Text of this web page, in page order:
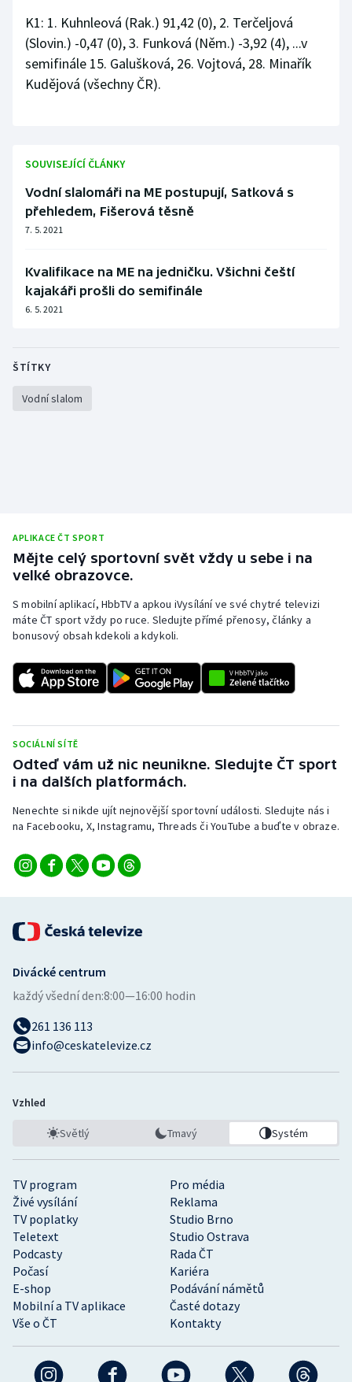
K1: 1. Kuhnleová (Rak.) 91,42 (0), 2. Terčeljová
(Slovin.) -0,47 (0), 3. Funková (Něm.) -3,92 (4), ...v
semifinále 15. Galušková, 26. Vojtová, 28. Minařík
Kudějová (všechny ČR).
SOUVISEJÍCÍ ČLÁNKY
Vodní slalomáři na ME postupují, Satková s
přehledem, Fišerová těsně
7. 5. 2021
Kvalifikace na ME na jedničku. Všichni čeští
kajakáři prošli do semifinále
6. 5. 2021
ŠTÍTKY
Vodní slalom
APLIKACE ČT SPORT
Mějte celý sportovní svět vždy u sebe i na
velké obrazovce.
S mobilní aplikací, HbbTV a apkou iVysílání ve své chytré televizi
máte ČT sport vždy po ruce. Sledujte přímé přenosy, články a
bonusový obsah kdekoli a kdykoli.
SOCIÁLNÍ SÍTĚ
Odteď vám už nic neunikne. Sledujte ČT sport
i na dalších platformách.
Nenechte si nikde ujít nejnovější sportovní události. Sledujte nás i
na Facebooku, X, Instagramu, Threads či YouTube a buďte v obraze.
TV program
Pro média
Živé vysílání
Reklama
TV poplatky
Studio Brno
Teletext
Studio Ostrava
Podcasty
Rada ČT
Počasí
Kariéra
E-shop
Podávání námětů
Mobilní a TV aplikace
Časté dotazy
Vše o ČT
Kontakty
Divácké centrum
každý všední den:8:00—16:00 hodin
261 136 113
info@ceskatelevize.cz
Vzhled
Světlý Tmavý Systém